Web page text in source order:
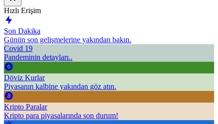
Hızlı Erişim
Son Dakika
Günün son gelişmelerine yakından bakın.
Covid 19
Pandeminin detayları..
Döviz Kurlar
Piyasanın kalbine yakından göz atın.
Kripto Paralar
Kripto para piyasalarında son durum!